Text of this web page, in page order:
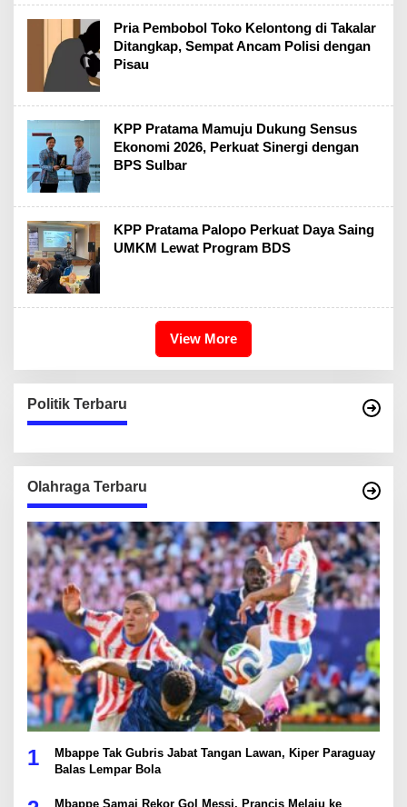
Pria Pembobol Toko Kelontong di Takalar
Ditangkap, Sempat Ancam Polisi dengan
Pisau
KPP Pratama Mamuju Dukung Sensus
Ekonomi 2026, Perkuat Sinergi dengan
BPS Sulbar
KPP Pratama Palopo Perkuat Daya Saing
UMKM Lewat Program BDS
View More
Politik Terbaru
Olahraga Terbaru
1
Mbappe Tak Gubris Jabat Tangan Lawan, Kiper Paraguay
Balas Lempar Bola
Mbappe Samai Rekor Gol Messi, Prancis Melaju ke